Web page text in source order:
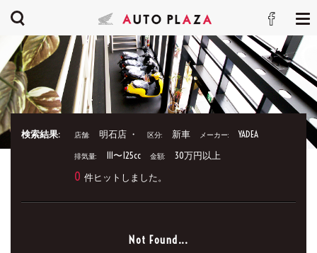
検索結果: 店舗: 明石店 ・ 区分: 新車 メーカー: YADEA
排気量: 111〜125cc 金額: 30万円以上
0 件ヒットしました。
Not Found...